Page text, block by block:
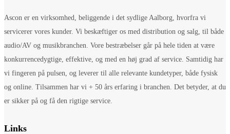
Ascon er en virksomhed, beliggende i det sydlige Aalborg, hvorfra vi
servicerer vores kunder. Vi beskæftiger os med distribution og salg, til både
audio/AV og musikbranchen. Vore bestræbelser går på hele tiden at være
konkurrencedygtige, effektive, og med en høj grad af service. Samtidig har
vi fingeren på pulsen, og leverer til alle relevante kundetyper, både fysisk
og online. Tilsammen har vi + 50 års erfaring i branchen. Det betyder, at du
er sikker på og få den rigtige service.
Links